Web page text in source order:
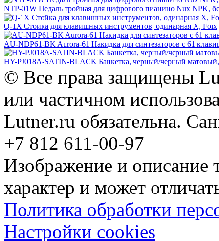
NTP-01W Педаль тройная для цифрового пианино Nux NPK,
Q-1X Стойка для клавишных инструментов, одинарная X, Foix
AU-NDP61-BK Aurora-61 Накидка для синтезаторов с 61
HY-PJ018A-SATIN-BLACK Банкетка, черный/черный
© Все права защищены
или частичном
Lutner.ru обязательна.
+7 812 611-00-97
Изображение и описание
характер и может
Политика обработки
Настройки cookies